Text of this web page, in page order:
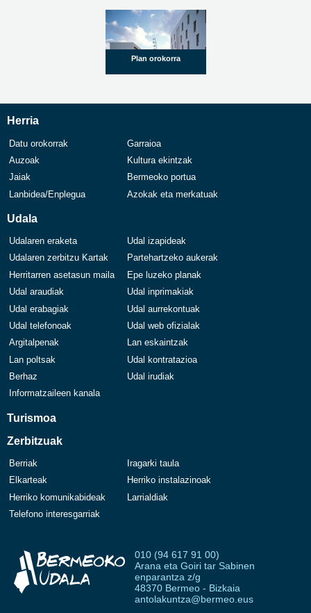
Plan orokorra
Herria
Datu orokorrak
Garraioa
Auzoak
Kultura ekintzak
Jaiak
Bermeoko portua
Lanbidea/Enplegua
Azokak eta merkatuak
Udala
Udalaren eraketa
Udal izapideak
Udalaren zerbitzu Kartak
Partehartzeko aukerak
Herritarren asetasun maila
Epe luzeko planak
Udal araudiak
Udal inprimakiak
Udal erabagiak
Udal aurrekontuak
Udal telefonoak
Udal web ofizialak
Argitalpenak
Lan eskaintzak
Lan poltsak
Udal kontratazioa
Berhaz
Udal irudiak
Informatzaileen kanala
Turismoa
Zerbitzuak
Berriak
Iragarki taula
Elkarteak
Herriko instalazinoak
Herriko komunikabideak
Larrialdiak
Telefono interesgarriak
010 (94 617 91 00)
Arana eta Goiri tar Sabinen
enparantza z/g
48370 Bermeo - Bizkaia
antolakuntza@bermeo.eus